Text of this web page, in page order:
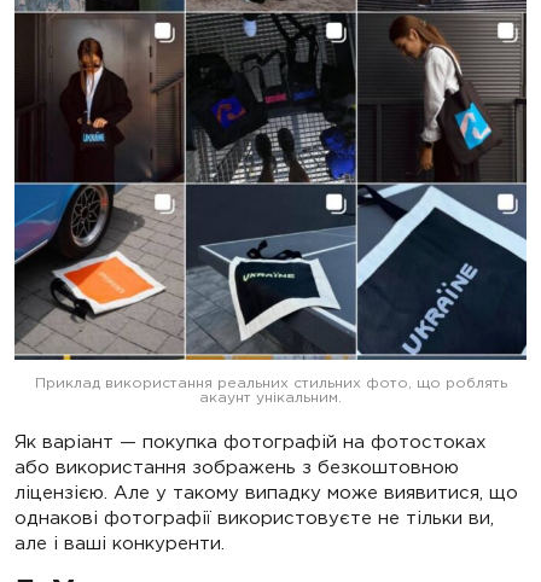
Приклад використання реальних стильних фото, що роблять
акаунт унікальним.
Як варіант — покупка фотографій на фотостоках
або використання зображень з безкоштовною
ліцензією. Але у такому випадку може виявитися, що
однакові фотографії використовуєте не тільки ви,
але і ваші конкуренти.